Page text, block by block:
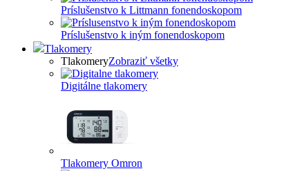
Príslušenstvo k Littmann fonendoskopom
Príslušenstvo k iným fonendoskopom
Tlakomery
TlakomeryZobraziť všetky
Digitálne tlakomery
Tlakomery Omron